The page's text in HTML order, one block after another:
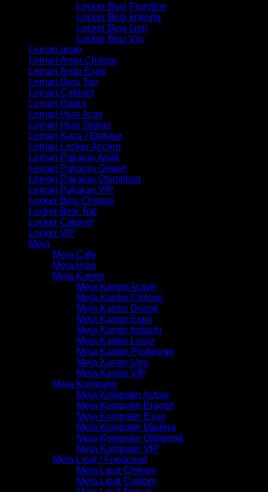
Locker Besi Frontline
Locker Besi Importa
Locker Besi Lion
Locker Besi Vip
Lemari arsip
Lemari Arsip Chitose
Lemari Arsip Expo
Lemari Besi Top
Lemari Cabinet
Lemari Dapur
Lemari Hias Activ
Lemari Hias Graver
Lemari Kaca / Etalase
Lemari Locker Accero
Lemari Pakaian Anak
Lemari Pakaian Graver
Lemari Pakaian Olymplast
Lemari Pakaian VIP
Locker Besi Chitose
Locker Besi Top
Locker Cabinet
Locker VIP
Meja
Meja Cafe
Meja Hias
Meja Kantor
Meja Kantor Active
Meja Kantor Chitose
Meja Kantor Donati
Meja Kantor Expo
Meja Kantor Indachi
Meja Kantor Lunar
Meja Kantor Prodesign
Meja Kantor Uno
Meja Kantor VIP
Meja Komputer
Meja Komputer Active
Meja Komputer Ergosit
Meja Komputer Expo
Meja Komputer Modera
Meja Komputer Orbitrend
Meja Komputer VIP
Meja Lipat / Foodcourt
Meja Lipat Chitose
Meja Lipat Custom